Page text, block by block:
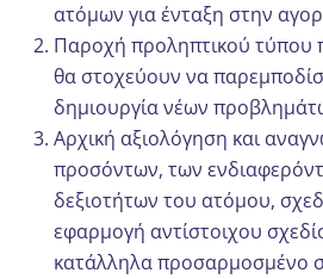
ατόμων για ένταξη στην
Παροχή προληπτικού τύπου
θα στοχεύουν να
δημιουργία νέων
Αρχική αξιολόγηση και
προσόντων, των
δεξιοτήτων του ατόμου,
εφαρμογή αντίστοιχου
κατάλληλα προσαρμοσμένο